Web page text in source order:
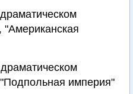
"Американская
империя"